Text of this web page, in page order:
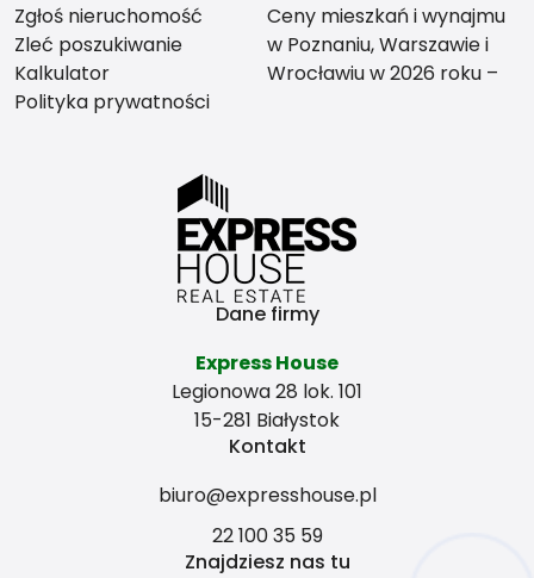
Zgłoś nieruchomość
Zleć poszukiwanie
Kalkulator
Polityka prywatności
Ceny mieszkań i wynajmu
w Poznaniu, Warszawie i
Wrocławiu w 2026 roku –
Dane firmy
Express House
Legionowa 28 lok. 101
15-281 Białystok
Kontakt
biuro@expresshouse.pl
22 100 35 59
Znajdziesz nas tu